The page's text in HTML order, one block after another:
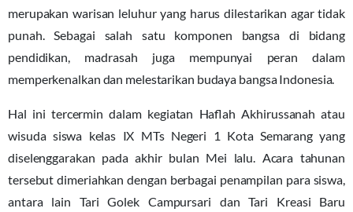
merupakan warisan leluhur yang harus dilestarikan agar tidak
punah. Sebagai salah satu komponen bangsa di bidang
pendidikan, madrasah juga mempunyai peran dalam
memperkenalkan dan melestarikan budaya bangsa Indonesia.
Hal ini tercermin dalam kegiatan Haflah Akhirussanah atau
wisuda siswa kelas IX MTs Negeri 1 Kota Semarang yang
diselenggarakan pada akhir bulan Mei lalu. Acara tahunan
tersebut dimeriahkan dengan berbagai penampilan para siswa,
antara lain Tari Golek Campursari dan Tari Kreasi Baru